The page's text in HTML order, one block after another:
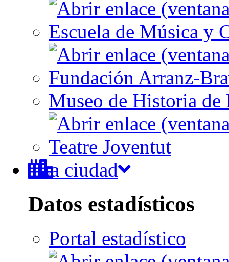
Escuela de Música y
Fundación Arranz-
Museo de Historia de
Teatre Joventut
La ciudad
Datos estadísticos
Portal estadístico